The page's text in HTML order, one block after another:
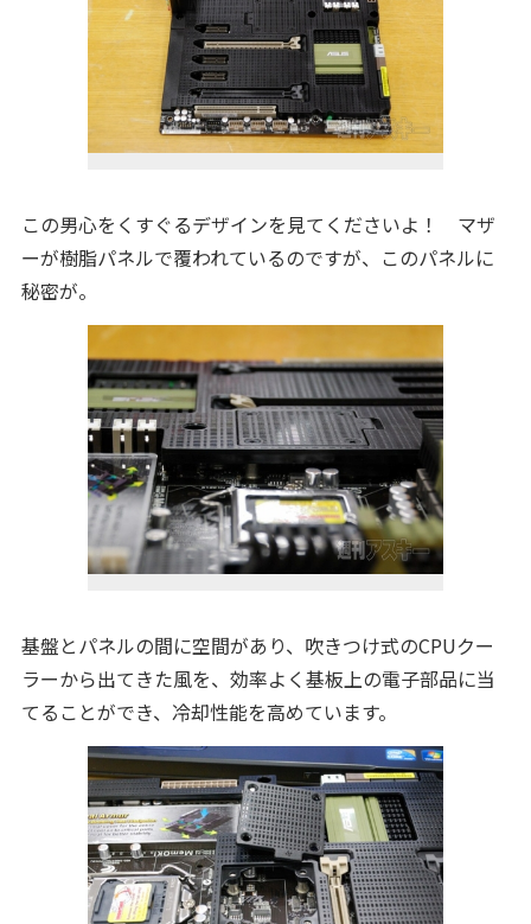
この男心をくすぐるデザインを見てくださいよ！ マザ
ーが樹脂パネルで覆われているのですが、このパネルに
秘密が。
基盤とパネルの間に空間があり、吹きつけ式のCPUクー
ラーから出てきた風を、効率よく基板上の電子部品に当
てることができ、冷却性能を高めています。